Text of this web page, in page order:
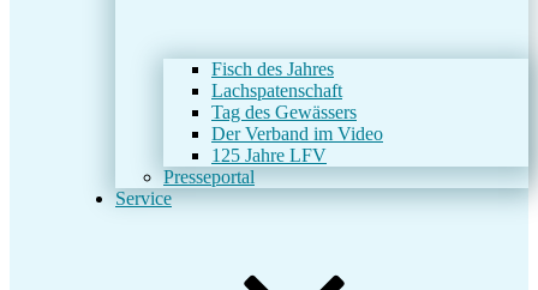
Fisch des Jahres
Lachspatenschaft
Tag des Gewässers
Der Verband im Video
125 Jahre LFV
Presseportal
Service